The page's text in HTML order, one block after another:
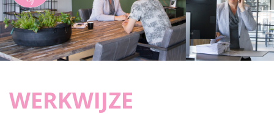
WERKWIJZE